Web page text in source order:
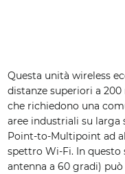
Questa unità wireless
distanze superiori a
che richiedono una
aree industriali su larga
Point-to-Multipoint ad
spettro Wi-Fi. In questo
antenna a 60 gradi)